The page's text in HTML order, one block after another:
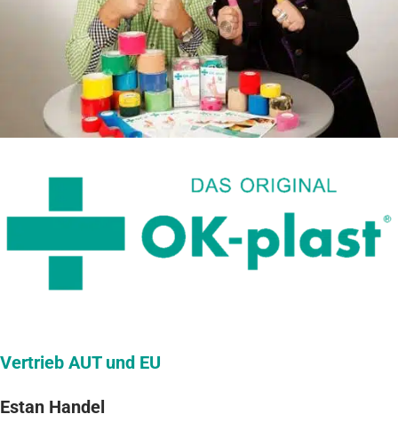
Vertrieb AUT und EU
Estan Handel